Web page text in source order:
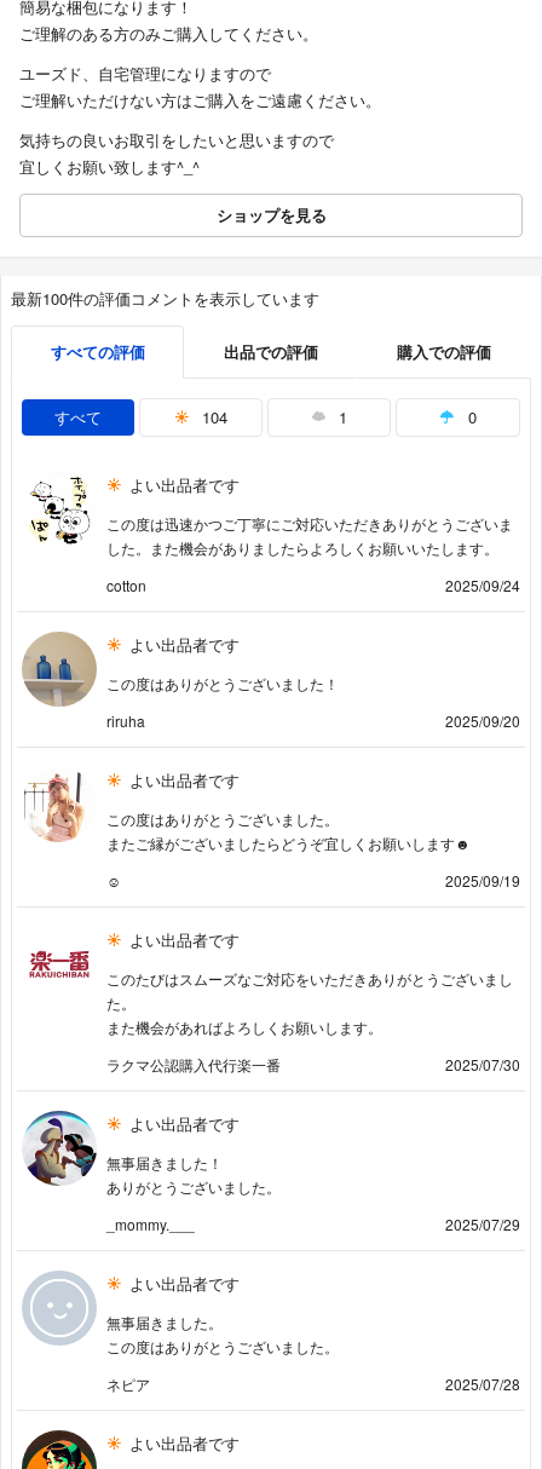
簡易な梱包になります！
ご理解のある方のみご購入してください。
ユーズド、自宅管理になりますので
ご理解いただけない方はご購入をご遠慮ください。
気持ちの良いお取引をしたいと思いますので
宜しくお願い致します^_^
ショップを見る
最新100件の評価コメントを表示しています
すべての評価 出品での評価 購入での評価
すべて 104 1 0
よい出品者です
この度は迅速かつご丁寧にご対応いただきありがとうございま
した。また機会がありましたらよろしくお願いいたします。
cotton
2025/09/24
よい出品者です
この度はありがとうございました！
riruha
2025/09/20
よい出品者です
この度はありがとうございました。
またご縁がございましたらどうぞ宜しくお願いします☻
☺︎
2025/09/19
よい出品者です
このたびはスムーズなご対応をいただきありがとうございまし
た。
また機会があればよろしくお願いします。
ラクマ公認購入代行楽一番
2025/07/30
よい出品者です
無事届きました！
ありがとうございました。
_mommy.___
2025/07/29
よい出品者です
無事届きました。
この度はありがとうございました。
ネピア
2025/07/28
よい出品者です